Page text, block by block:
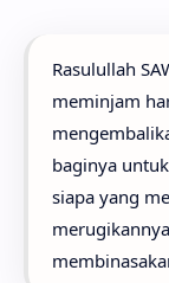
Rasulullah
meminjam
baginya
siapa yang